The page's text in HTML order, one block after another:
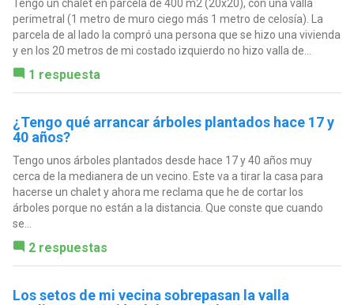
Tengo un chalet en parcela de 400 m2 (20x20), con una valla
perimetral (1 metro de muro ciego más 1 metro de celosía). La
parcela de al lado la compró una persona que se hizo una vivienda
y en los 20 metros de mi costado izquierdo no hizo valla de...
1 respuesta
¿Tengo qué arrancar árboles plantados hace 17 y
40 años?
Tengo unos árboles plantados desde hace 17 y 40 años muy
cerca de la medianera de un vecino. Este va a tirar la casa para
hacerse un chalet y ahora me reclama que he de cortar los
árboles porque no están a la distancia. Que conste que cuando
se...
2 respuestas
Los setos de mi vecina sobrepasan la valla